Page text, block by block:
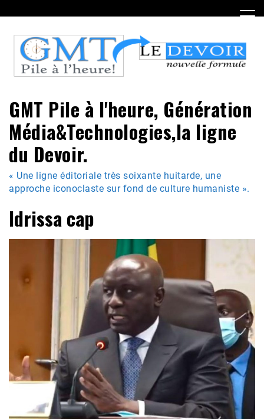
to
content
GMT Pile à l'heure, Génération
Média&Technologies,la ligne
du Devoir.
« Une ligne éditoriale très soixante huitarde, une
approche iconoclaste sur fond de culture humaniste ».
Idrissa cap